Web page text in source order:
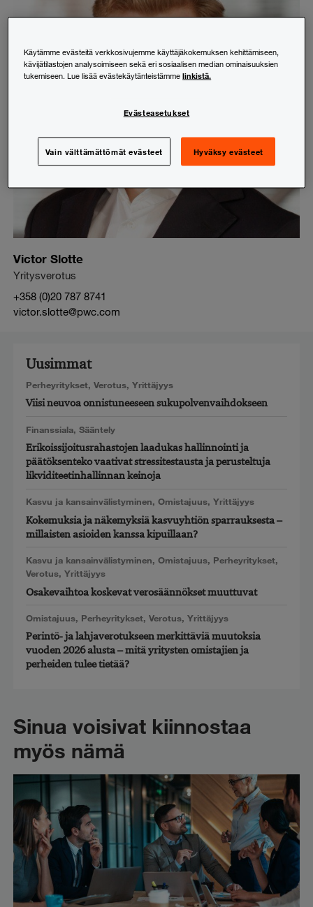
Victor Slotte
Yritysverotus
+358 (0)20 787 8741
victor.slotte@pwc.com
Uusimmat
Perheyritykset, Verotus, Yrittäjyys
Viisi neuvoa onnistuneeseen sukupolvenvaihdokseen
Finanssiala, Sääntely
Erikoissijoitusrahastojen laadukas hallinnointi ja
päätöksenteko vaativat stressitestausta ja perusteltuja
likviditeetinhallinnan keinoja
Kasvu ja kansainvälistyminen, Omistajuus, Yrittäjyys
Kokemuksia ja näkemyksiä kasvuyhtiön sparrauksesta –
millaisten asioiden kanssa kipuillaan?
Kasvu ja kansainvälistyminen, Omistajuus, Perheyritykset,
Verotus, Yrittäjyys
Osakevaihtoa koskevat verosäännökset muuttuvat
Omistajuus, Perheyritykset, Verotus, Yrittäjyys
Perintö- ja lahjaverotukseen merkittäviä muutoksia
vuoden 2026 alusta – mitä yritysten omistajien ja
perheiden tulee tietää?
Sinua voisivat kiinnostaa
myös nämä
Käytämme evästeitä verkkosivujemme käyttäjäkokemuksen kehittämiseen,
kävijätilastojen analysoimiseen sekä eri sosiaalisen median ominaisuuksien
tukemiseen. Lue lisää evästekäytänteistämmelinkistä.
Evästeasetukset
Vain välttämättömät evästeet Hyväksy evästeet